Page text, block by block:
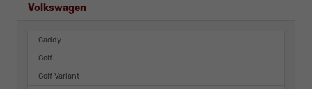
Volkswagen
Caddy
Golf
Golf Variant